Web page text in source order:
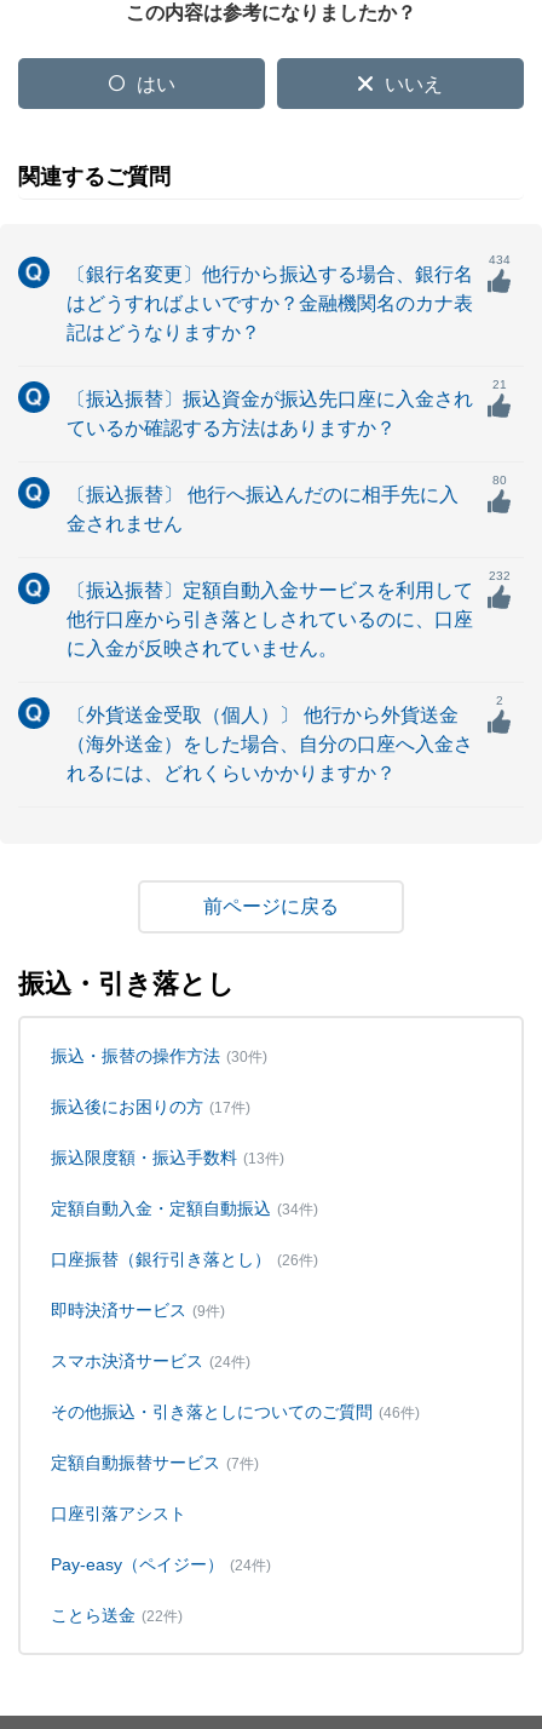
この内容は参考になりましたか？
はい いいえ
関連するご質問
〔銀行名変更〕他行から振込する場合、銀行名
はどうすればよいですか？金融機関名のカナ表
記はどうなりますか？
434
〔振込振替〕振込資金が振込先口座に入金され
ているか確認する方法はありますか？
21
〔振込振替〕 他行へ振込んだのに相手先に入
金されません
80
〔振込振替〕定額自動入金サービスを利用して
他行口座から引き落としされているのに、口座
に入金が反映されていません。
232
〔外貨送金受取（個人）〕 他行から外貨送金
（海外送金）をした場合、自分の口座へ入金さ
れるには、どれくらいかかりますか？
2
戻る
振込・引き落とし
振込・振替の操作方法 (30件)
振込後にお困りの方 (17件)
振込限度額・振込手数料 (13件)
定額自動入金・定額自動振込 (34件)
口座振替（銀行引き落とし） (26件)
即時決済サービス (9件)
スマホ決済サービス (24件)
その他振込・引き落としについてのご質問 (46件)
定額自動振替サービス (7件)
口座引落アシスト
Pay-easy（ペイジー） (24件)
ことら送金 (22件)